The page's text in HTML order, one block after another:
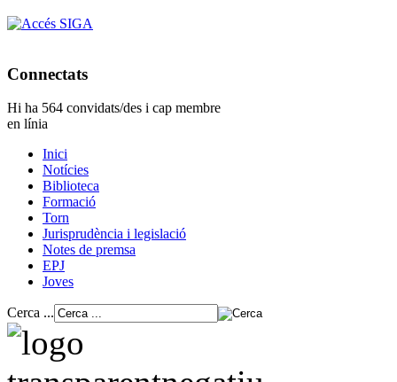
Connectats
Hi ha 564 convidats/des i cap membre
en línia
Inici
Notícies
Biblioteca
Formació
Torn
Jurisprudència i legislació
Notes de premsa
EPJ
Joves
Cerca ...